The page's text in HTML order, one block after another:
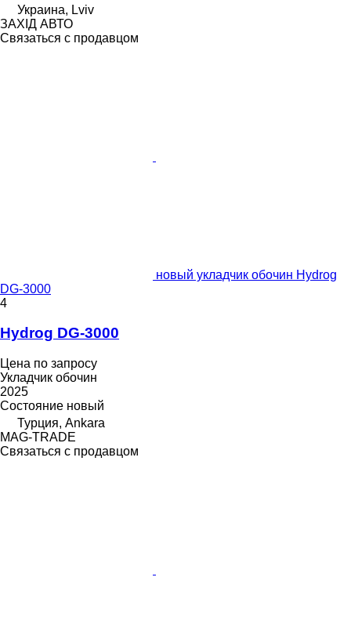
Украина, Lviv
ЗАХІД АВТО
Связаться с продавцом
новый укладчик обочин Hydrog
DG-3000
4
Hydrog DG-3000
Цена по запросу
Укладчик обочин
2025
Состояние новый
Турция, Ankara
MAG-TRADE
Связаться с продавцом